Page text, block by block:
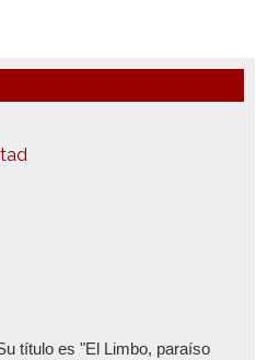
título es "El Limbo, paraíso